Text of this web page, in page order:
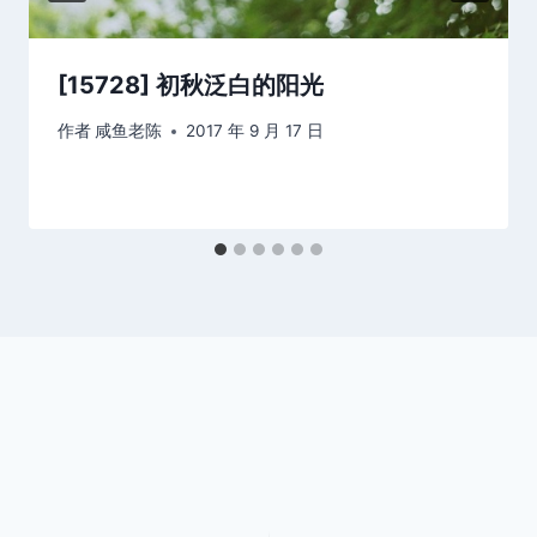
[15728] 初秋泛白的阳光
作者 咸鱼老陈 2017 年 9 月 17 日